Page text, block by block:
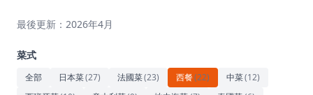
最後更新：2026年4月
菜式
全部 日本菜(27) 法國菜(23) 西餐(22) 中菜(12)